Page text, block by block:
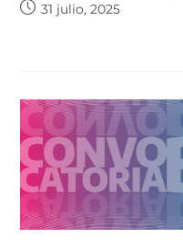
31 julio, 2025